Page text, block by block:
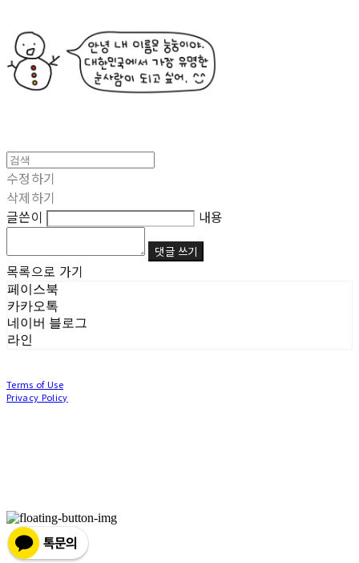
수정하기
삭제하기
글쓴이
내용
댓글 쓰기
목록으로 가기
페이스북
카카오톡
네이버 블로그
라인
Terms of Use
Privacy Policy